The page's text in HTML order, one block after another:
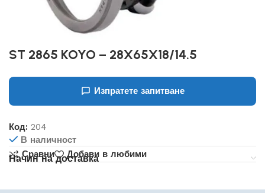
ST 2865 KOYO – 28X65X18/14.5
Изпратете запитване
Код:204
В наличност
Сравни
Добави в любими
Начин на доставка